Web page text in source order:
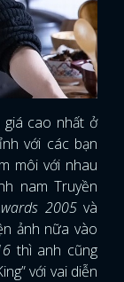
cao nhất ở
với các bạn
môi với nhau
nam Truyền
2005và
ảnh nữa vào
thì anh cũng
với vai diễn